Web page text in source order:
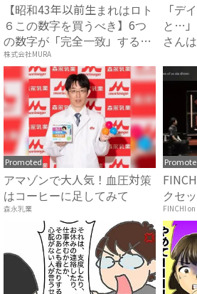
【昭和43年以前生まれはロト
６この数字を買うべき】6つ
の数字が「完全一致」する
方...
株式会社MURA
「デ
と…
さん
Promoted
アマゾンで大人気！血圧対策
はコーヒーに足してみて
森永乳業
クセ
FINCHI